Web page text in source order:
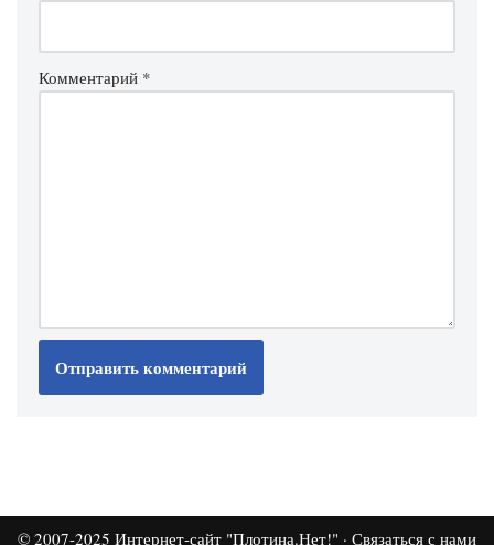
Комментарий *
© 2007-2025 Интернет-сайт "Плотина.Нет!" · Связаться с нами